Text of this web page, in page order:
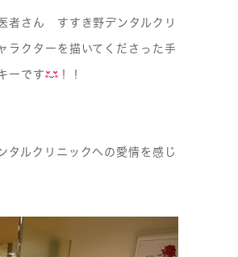
者さん すすき野デンタルクリ
ラクターを描いてくださった手
ーです ！！
タルクリニックへの愛情を感じ